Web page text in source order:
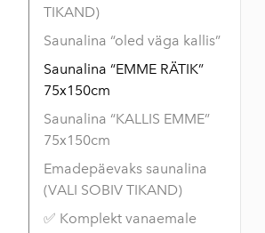
TIKAND)
Saunalina “oled väga kallis”
Saunalina “EMME RÄTIK”
75x150cm
Saunalina “KALLIS EMME”
75x150cm
Emadepäevaks saunalina
(VALI SOBIV TIKAND)
✅ Komplekt vanaemale